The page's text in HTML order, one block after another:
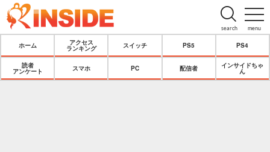
menu
search
ホーム
アクセス
ランキング
スイッチ PS5 PS4
読者
アンケート
スマホ PC 配信者
インサイドちゃ
ん